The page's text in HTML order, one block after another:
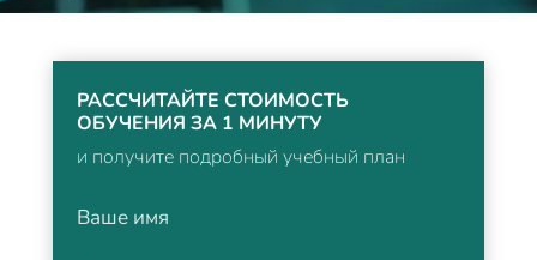
РАССЧИТАЙТЕ СТОИМОСТЬ
ОБУЧЕНИЯ ЗА 1 МИНУТУ
и получите подробный учебный план
Ваше имя